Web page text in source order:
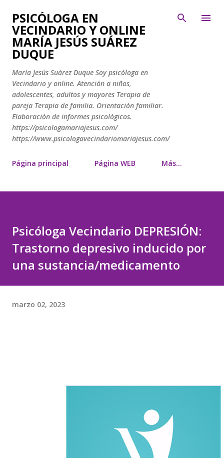
Ir al contenido principal
PSICÓLOGA EN
VECINDARIO Y ONLINE
MARÍA JESÚS SUÁREZ
DUQUE
María Jesús Suárez Duque Soy psicóloga en
Vecindario y online. Atención a niños,
adolescentes, adultos y mayores Terapia de
pareja Terapia de familia. Orientación familiar.
Elaboración de informes psicológicos.
https://psicologamariajesus.com/
https://www.psicologavecindariomariajesus.com/
Página principal Página WEB Más…
Psicóloga Vecindario DEPRESIÓN:
Trastorno depresivo inducido por
una sustancia/medicamento
marzo 02, 2023